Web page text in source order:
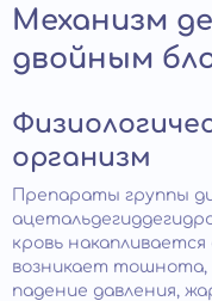
Механизм
двойным
организм
Препараты группы
кровь
возникает тошнота,
падение давления,